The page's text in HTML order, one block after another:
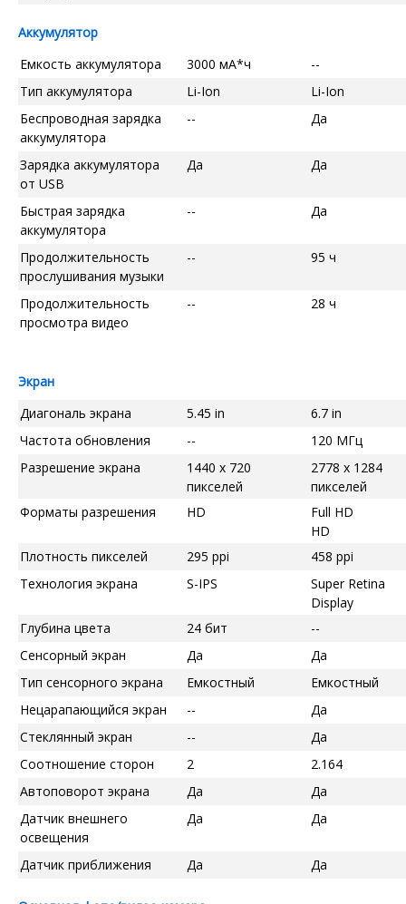
Аккумулятор
Емкость аккумулятора
3000 мА*ч
--
Тип аккумулятора
Li-Ion
Li-Ion
Беспроводная зарядка
аккумулятора
-- Да
Зарядка аккумулятора
от USB
Да Да
Быстрая зарядка
аккумулятора
-- Да
Продолжительность
прослушивания музыки
-- 95 ч
Продолжительность
просмотра видео
-- 28 ч
Экран
Диагональ экрана
5.45 in
6.7 in
Частота обновления
--
120 МГц
Разрешение экрана
1440 x 720
пикселей
2778 x 1284
пикселей
Форматы разрешения
HD
Full HD
HD
Плотность пикселей
295 ppi
458 ppi
Технология экрана
S-IPS
Super Retina
Display
Глубина цвета
24 бит
--
Сенсорный экран
Да
Да
Тип сенсорного экрана
Емкостный
Емкостный
Нецарапающийся экран
--
Да
Стеклянный экран
--
Да
Соотношение сторон
2
2.164
Автоповорот экрана
Да
Да
Датчик внешнего
освещения
Да Да
Датчик приближения Да Да